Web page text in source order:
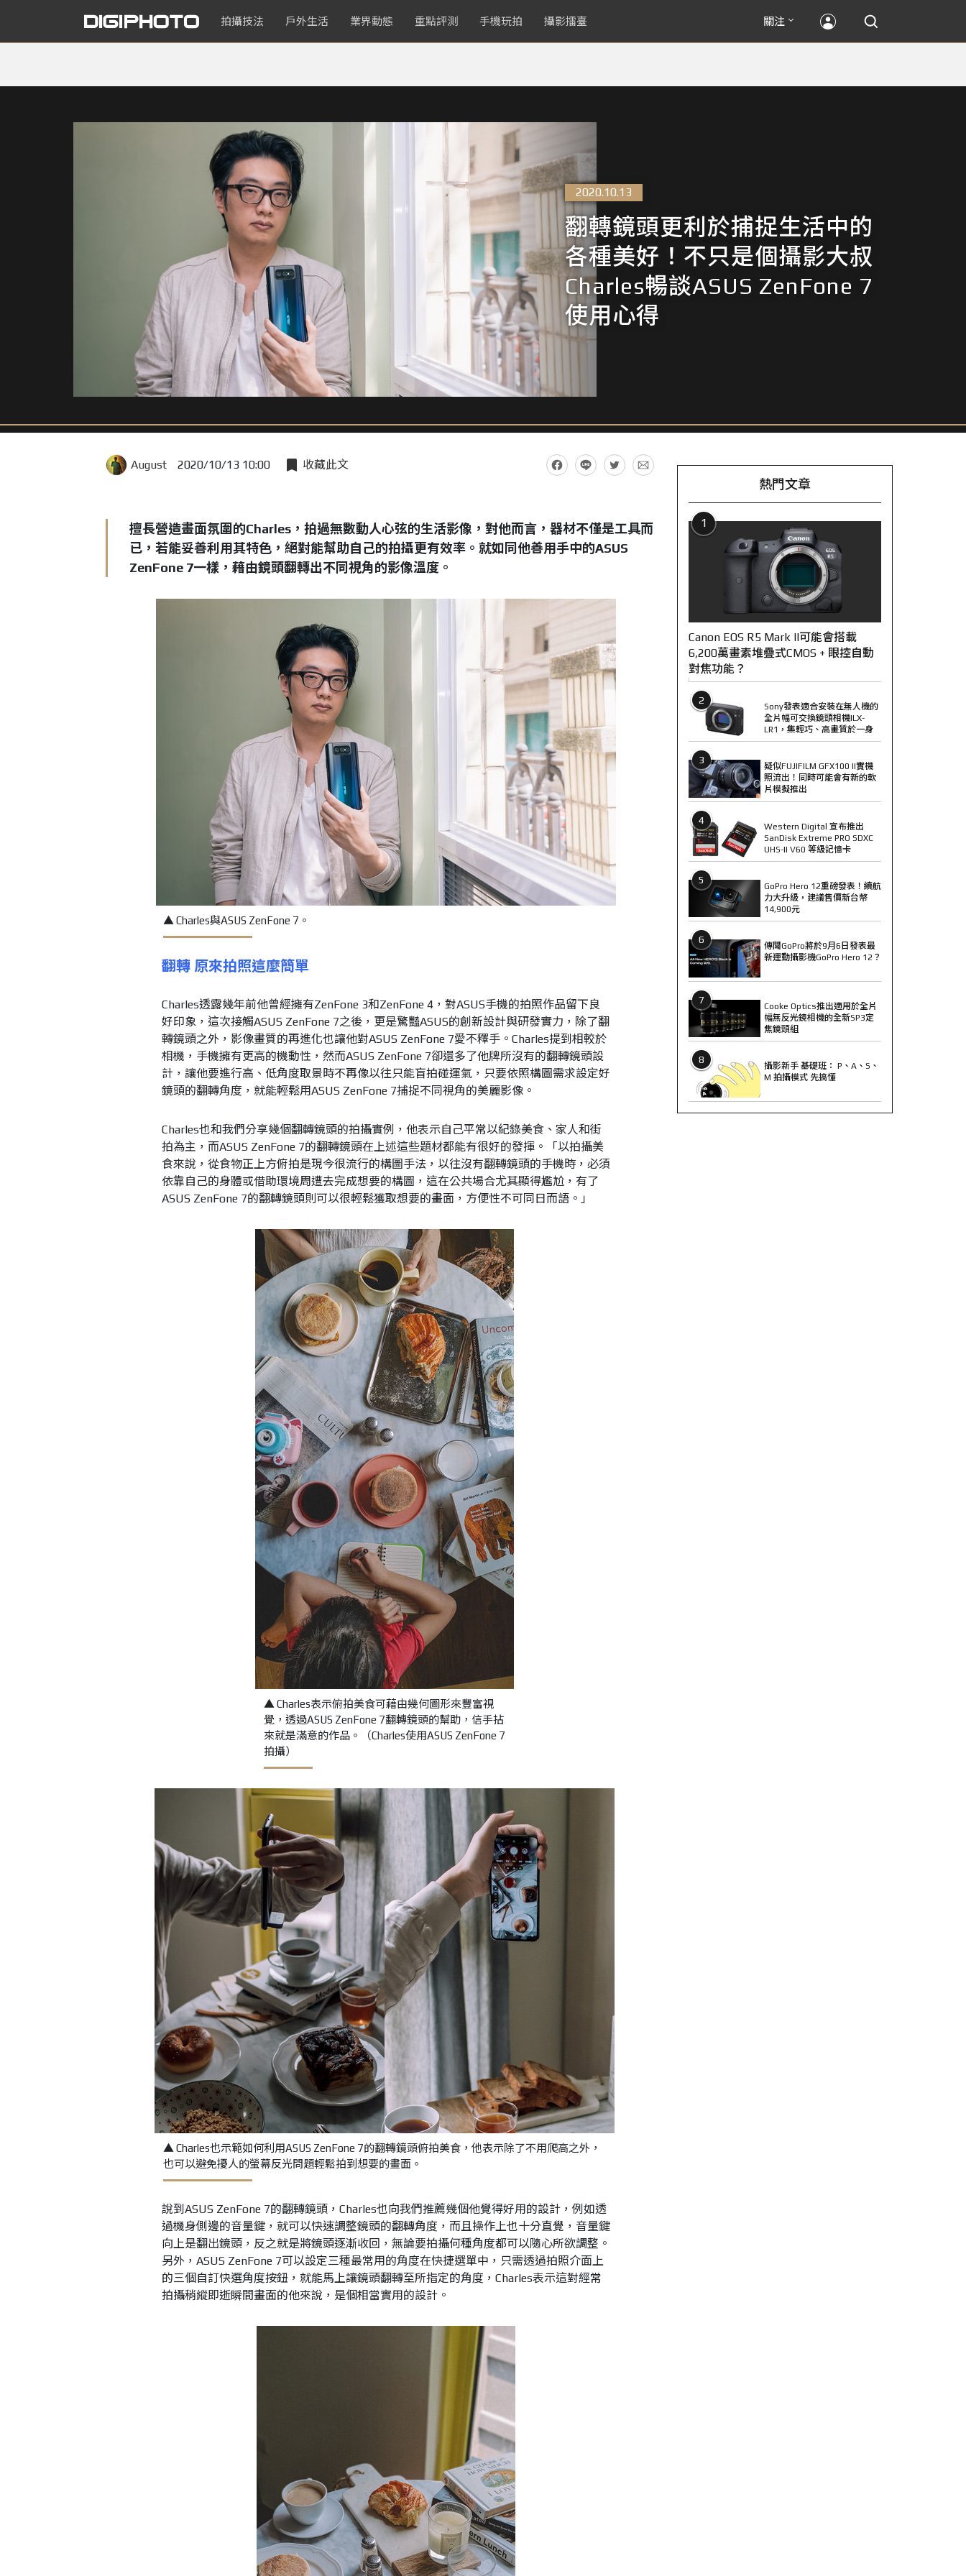
拍攝技法 戶外生活 業界動態 重點評測 手機玩拍 攝影擂臺 關注
2020.10.13
翻轉鏡頭更利於捕捉生活中的
各種美好！不只是個攝影大叔
Charles暢談ASUS ZenFone 7
使用心得
August 2020/10/13 10:00 收藏此文
擅長營造畫面氛圍的Charles，拍過無數動人心弦的生活影像，對他而言，器材不僅是工具而
已，若能妥善利用其特色，絕對能幫助自己的拍攝更有效率。就如同他善用手中的ASUS
ZenFone 7一樣，藉由鏡頭翻轉出不同視角的影像溫度。
▲ Charles與ASUS ZenFone 7。
翻轉 原來拍照這麼簡單
Charles透露幾年前他曾經擁有ZenFone 3和ZenFone 4，對ASUS手機的拍照作品留下良
好印象，這次接觸ASUS ZenFone 7之後，更是驚豔ASUS的創新設計與研發實力，除了翻
轉鏡頭之外，影像畫質的再進化也讓他對ASUS ZenFone 7愛不釋手。Charles提到相較於
相機，手機擁有更高的機動性，然而ASUS ZenFone 7卻還多了他牌所沒有的翻轉鏡頭設
計，讓他要進行高、低角度取景時不再像以往只能盲拍碰運氣，只要依照構圖需求設定好
鏡頭的翻轉角度，就能輕鬆用ASUS ZenFone 7捕捉不同視角的美麗影像。
Charles也和我們分享幾個翻轉鏡頭的拍攝實例，他表示自己平常以紀錄美食、家人和街
拍為主，而ASUS ZenFone 7的翻轉鏡頭在上述這些題材都能有很好的發揮。「以拍攝美
食來說，從食物正上方俯拍是現今很流行的構圖手法，以往沒有翻轉鏡頭的手機時，必須
依靠自己的身體或借助環境周遭去完成想要的構圖，這在公共場合尤其顯得尷尬，有了
ASUS ZenFone 7的翻轉鏡頭則可以很輕鬆獲取想要的畫面，方便性不可同日而語。」
▲ Charles表示俯拍美食可藉由幾何圖形來豐富視
覺，透過ASUS ZenFone 7翻轉鏡頭的幫助，信手拈
來就是滿意的作品。（Charles使用ASUS ZenFone 7
拍攝）
▲ Charles也示範如何利用ASUS ZenFone 7的翻轉鏡頭俯拍美食，他表示除了不用爬高之外，
也可以避免擾人的螢幕反光問題輕鬆拍到想要的畫面。
說到ASUS ZenFone 7的翻轉鏡頭，Charles也向我們推薦幾個他覺得好用的設計，例如透
過機身側邊的音量鍵，就可以快速調整鏡頭的翻轉角度，而且操作上也十分直覺，音量鍵
向上是翻出鏡頭，反之就是將鏡頭逐漸收回，無論要拍攝何種角度都可以隨心所欲調整。
另外，ASUS ZenFone 7可以設定三種最常用的角度在快捷選單中，只需透過拍照介面上
的三個自訂快選角度按鈕，就能馬上讓鏡頭翻轉至所指定的角度，Charles表示這對經常
拍攝稍縱即逝瞬間畫面的他來說，是個相當實用的設計。
熱門文章
1
Canon EOS R5 Mark II可能會搭載
6,200萬畫素堆疊式CMOS + 眼控自動
對焦功能？
2
Sony發表適合安裝在無人機的
全片幅可交換鏡頭相機ILX-
LR1，集輕巧、高畫質於一身
3
疑似FUJIFILM GFX100 II實機
照流出！同時可能會有新的軟
片模擬推出
4
Western Digital 宣布推出
SanDisk Extreme PRO SDXC
UHS-II V60 等級記憶卡
5
GoPro Hero 12重磅發表！續航
力大升級，建議售價新台幣
14,900元
6
傳聞GoPro將於9月6日發表最
新運動攝影機GoPro Hero 12？
7
Cooke Optics推出適用於全片
幅無反光鏡相機的全新SP3定
焦鏡頭組
8
攝影新手 基礎班： P、A、S、
M 拍攝模式 先搞懂